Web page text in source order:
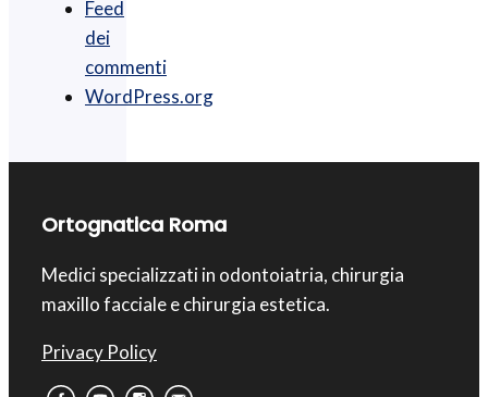
Feed
dei
commenti
WordPress.org
Ortognatica Roma
Medici specializzati in odontoiatria, chirurgia
maxillo facciale e chirurgia estetica.
Privacy Policy